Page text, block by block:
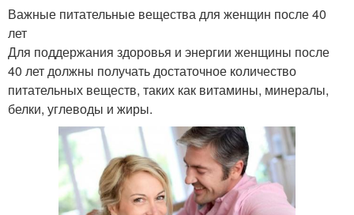
Важные питательные вещества для женщин после 40
лет
Для поддержания здоровья и энергии женщины после
40 лет должны получать достаточное количество
питательных веществ, таких как витамины, минералы,
белки, углеводы и жиры.